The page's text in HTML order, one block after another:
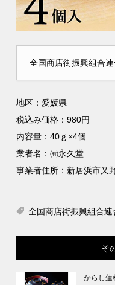
全国商店街振興組合
地区：愛媛県
税込み価格：980円
内容量：40ｇ×4個
業者名：㈲永久堂
事業者住所：新居浜市又
全国商店街振興組合
そ
からし蓮